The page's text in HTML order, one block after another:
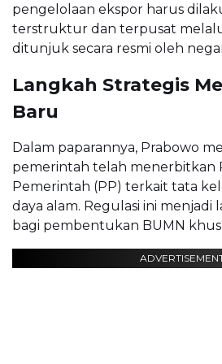
pengelolaan ekspor harus
terstruktur dan terpusat
ditunjuk secara resmi oleh
Langkah Strategis
Baru
Dalam paparannya, Prabowo
pemerintah telah menerbitkan
Pemerintah (PP) terkait tata
daya alam. Regulasi ini menjadi
bagi pembentukan BUMN